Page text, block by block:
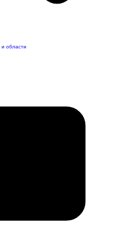
и области